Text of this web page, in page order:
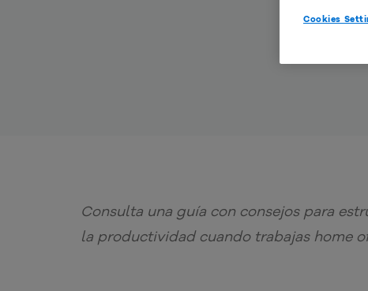
Consulta una guía con consejos para
la productividad cuando trabajas home
Cookies